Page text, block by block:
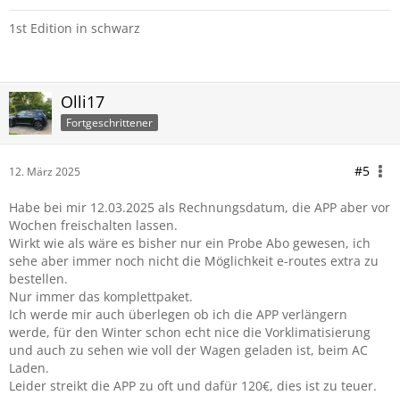
1st Edition in schwarz
Olli17
Fortgeschrittener
12. März 2025 #5
Habe bei mir 12.03.2025 als Rechnungsdatum, die APP aber vor
Wochen freischalten lassen.
Wirkt wie als wäre es bisher nur ein Probe Abo gewesen, ich
sehe aber immer noch nicht die Möglichkeit e-routes extra zu
bestellen.
Nur immer das komplettpaket.
Ich werde mir auch überlegen ob ich die APP verlängern
werde, für den Winter schon echt nice die Vorklimatisierung
und auch zu sehen wie voll der Wagen geladen ist, beim AC
Laden.
Leider streikt die APP zu oft und dafür 120€, dies ist zu teuer.